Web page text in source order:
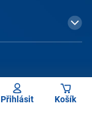
Přihlásit Košík